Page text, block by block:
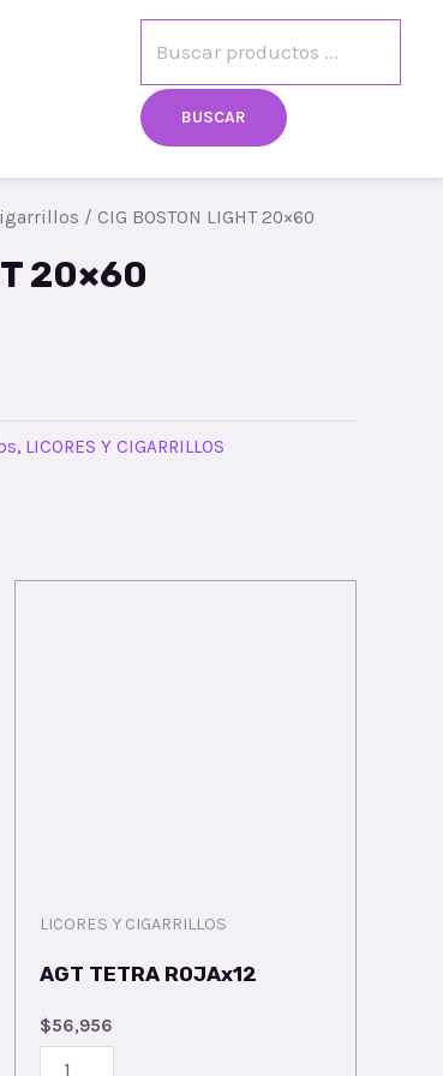
BUSCAR
/ CIG BOSTON LIGHT 20×60
20×60
, LICORES Y CIGARRILLOS
LICORES Y CIGARRILLOS
AGT TETRA ROJAx12
$56,956